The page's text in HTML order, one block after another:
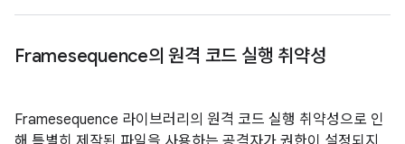
Framesequence의 원격 코드 실행 취약성
Framesequence 라이브러리의 원격 코드 실행 취약성으로 인